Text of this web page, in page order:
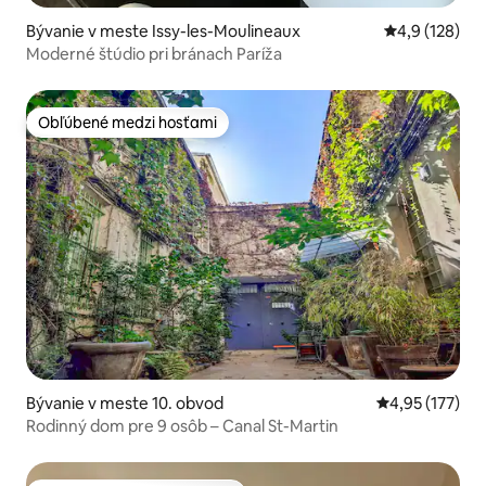
Bývanie v meste Issy-les-Moulineaux Priemerné
4,9 (128)
Moderné štúdio pri bránach Paríža
Obľúbené medzi hosťami
Obľúbené medzi hosťami
Bývanie v meste 10. obvod Priemerné
4,95 (177)
Rodinný dom pre 9 osôb – Canal St-Martin